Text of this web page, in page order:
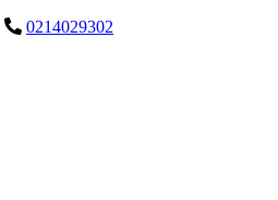
0214029302